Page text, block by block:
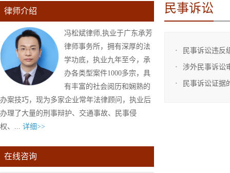
律师介绍
冯松斌律师,执业于广东承芳
律师事务所，拥有深厚的法
学功底，执业九年至今，承
办各类型案件1000多宗，具
有丰富的社会阅历和娴熟的
办案技巧，现为多家企业常年法律顾问，执业后
办理了大量的刑事辩护、交通事故、民事侵
权、... 详细>>
在线咨询
民事诉讼
民事诉讼违反
涉外民事诉讼
民事诉讼证据